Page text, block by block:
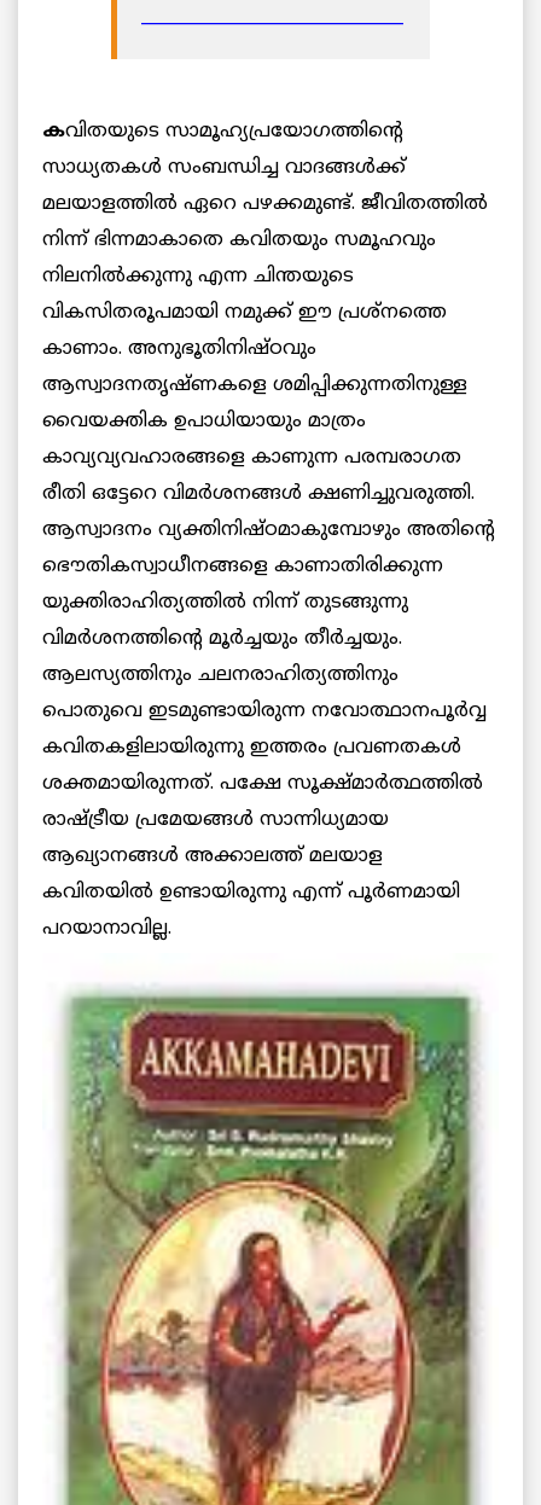
കവിതയുടെ സാമൂഹ്യപ്രയോഗത്തിന്റെ
സാധ്യതകള്‍ സംബന്ധിച്ച വാദങ്ങള്‍ക്ക്
മലയാളത്തില്‍ ഏറെ പഴക്കമുണ്ട്. ജീവിതത്തില്‍
നിന്ന് ഭിന്നമാകാതെ കവിതയും സമൂഹവും
നിലനില്‍ക്കുന്നു എന്ന ചിന്തയുടെ
വികസിതരൂപമായി നമുക്ക് ഈ പ്രശ്നത്തെ
കാണാം. അനുഭൂതിനിഷ്ഠവും
ആസ്വാദനതൃഷ്ണകളെ ശമിപ്പിക്കുന്നതിനുള്ള
വൈയക്തിക ഉപാധിയായും മാത്രം
കാവ്യവ്യവഹാരങ്ങളെ കാണുന്ന പരമ്പരാഗത
രീതി ഒട്ടേറെ വിമര്‍ശനങ്ങള്‍ ക്ഷണിച്ചുവരുത്തി.
ആസ്വാദനം വ്യക്തിനിഷ്ഠമാകുമ്പോഴും അതിന്റെ
ഭൌതികസ്വാധീനങ്ങളെ കാണാതിരിക്കുന്ന
യുക്തിരാഹിത്യത്തില്‍ നിന്ന് തുടങ്ങുന്നു
വിമര്‍ശനത്തിന്റെ മൂര്‍ച്ചയും തീര്‍ച്ചയും.
ആലസ്യത്തിനും ചലനരാഹിത്യത്തിനും
പൊതുവെ ഇടമുണ്ടായിരുന്ന നവോത്ഥാനപൂര്‍വ്വ
കവിതകളിലായിരുന്നു ഇത്തരം പ്രവണതകള്‍
ശക്തമായിരുന്നത്. പക്ഷേ സൂക്ഷ്മാര്‍ത്ഥത്തില്‍
രാഷ്ട്രീയ പ്രമേയങ്ങള്‍ സാന്നിധ്യമായ
ആഖ്യാനങ്ങള്‍ അക്കാലത്ത് മലയാള
കവിതയില്‍ ഉണ്ടായിരുന്നു എന്ന് പൂര്‍ണമായി
പറയാനാവില്ല.